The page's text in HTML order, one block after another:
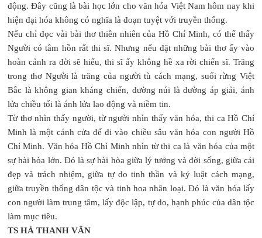
động. Đây cũng là bài học lớn cho văn hóa Việt Nam hôm nay khi
hiện đại hóa không có nghĩa là đoạn tuyệt với truyền thống.
Nếu chỉ đọc vài bài thơ thiên nhiên của Hồ Chí Minh, có thể thấy
Người có tâm hồn rất thi sĩ. Nhưng nếu đặt những bài thơ ấy vào
hoàn cảnh ra đời sẽ hiểu, thi sĩ ấy không hề xa rời chiến sĩ. Trăng
trong thơ Người là trăng của người tù cách mạng, suối rừng Việt
Bắc là không gian kháng chiến, đường núi là đường áp giải, ánh
lửa chiều tối là ánh lửa lao động và niềm tin.
Từ thơ nhìn thấy người, từ người nhìn thấy văn hóa, thi ca Hồ Chí
Minh là một cánh cửa để đi vào chiều sâu văn hóa con người Hồ
Chí Minh. Văn hóa Hồ Chí Minh nhìn từ thi ca là văn hóa của một
sự hài hòa lớn. Đó là sự hài hòa giữa lý tưởng và đời sống, giữa cái
đẹp và trách nhiệm, giữa tự do tinh thần và kỷ luật cách mạng,
giữa truyền thống dân tộc và tinh hoa nhân loại. Đó là văn hóa lấy
con người làm trung tâm, lấy độc lập, tự do, hạnh phúc của dân tộc
làm mục tiêu.
TS HÀ THANH VÂN